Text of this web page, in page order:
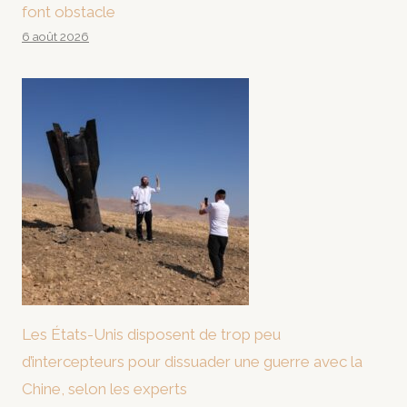
font obstacle
6 août 2026
Les États-Unis disposent de trop peu
d’intercepteurs pour dissuader une guerre avec la
Chine, selon les experts